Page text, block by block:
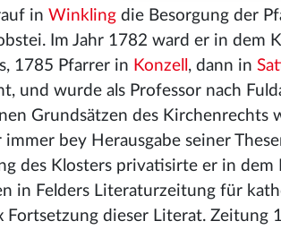
in Winkling die Besorgung der
Im Jahr 1782 ward er in dem
1785 Pfarrer in Konzell , dann in
und wurde als Professor nach
Grundsätzen des Kirchenrechts
bey Herausgabe seiner
des Klosters privatisirte er in dem
in Felders Literaturzeitung für
Fortsetzung dieser Literat. Zeitung